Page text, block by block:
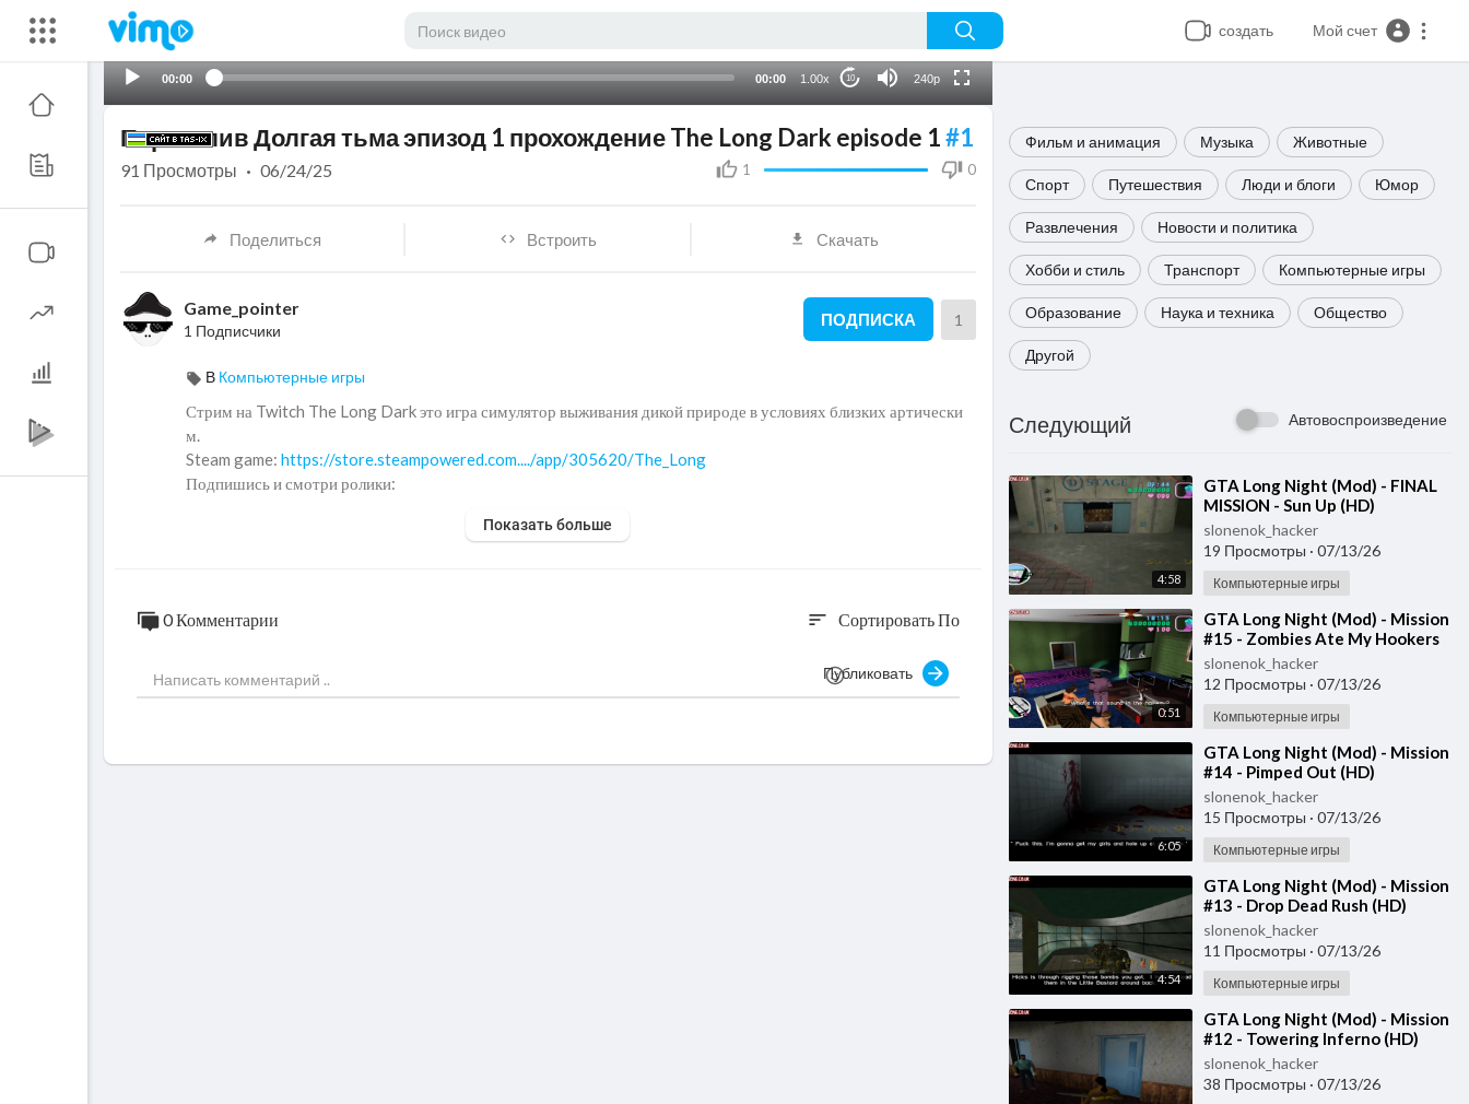
создать Мой счет
00:00 00:00 1.00x 10 240p
Фильм и анимация Музыка Животные
Спорт Путешествия Люди и блоги Юмор
Развлечения Новости и политика
Хобби и стиль Транспорт Компьютерные игры
Образование Наука и техника Общество
Другой
Следующий Автовоспроизведение
4:58
⁣GTA Long Night (Mod) - FINAL
MISSION - Sun Up (HD)
slonenok_hacker
19 Просмотры · 07/13/26
Компьютерные игры
0:51
⁣GTA Long Night (Mod) - Mission
#15 - Zombies Ate My Hookers
(HD)
slonenok_hacker
12 Просмотры · 07/13/26
Компьютерные игры
6:05
⁣GTA Long Night (Mod) - Mission
#14 - Pimped Out (HD)
slonenok_hacker
15 Просмотры · 07/13/26
Компьютерные игры
4:54
⁣GTA Long Night (Mod) - Mission
#13 - Drop Dead Rush (HD)
slonenok_hacker
11 Просмотры · 07/13/26
Компьютерные игры
⁣GTA Long Night (Mod) - Mission
#12 - Towering Inferno (HD)
slonenok_hacker
38 Просмотры · 07/13/26
Перезалив Долгая тьма эпизод 1 прохождение The Long Dark episode 1#1
1 0
91 Просмотры · 06/24/25
Поделиться Встроить Скачать
Game_pointer
1 Подписчики
ПОДПИСКА 1
В Компьютерные игры
⁣Стрим на Twitch The Long Dark это игра симулятор выживания дикой природе в условиях близких артически
м.
Steam game: https://store.steampowered.com..../app/305620/The_Long
Подпишись и смотри ролики:
https://t.me/+wjYZDxoB-bZjODE6Показать больше
0 Комментарии sort Сортировать По
Публиковать